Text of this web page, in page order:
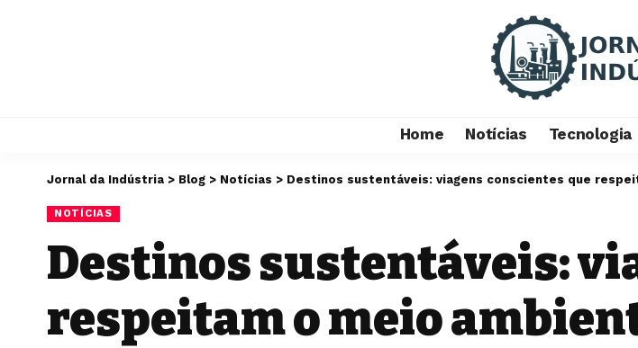
Home Notícias Tecnologia
Jornal da Indústria > Blog > Notícias > Destinos sustentáveis: viagens conscientes que
NOTÍCIAS
Destinos sustentáveis:
respeitam o meio